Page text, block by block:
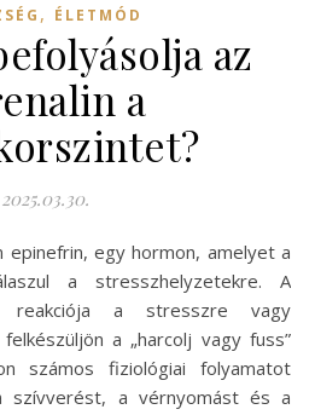
, ÉLETMÓD
az
a
2025.03.30.
a stresszhelyzetekre. A
reakciója a stresszre vagy
a „harcolj vagy fuss”
számos fiziológiai folyamatot
szívverést, a vérnyomást és a